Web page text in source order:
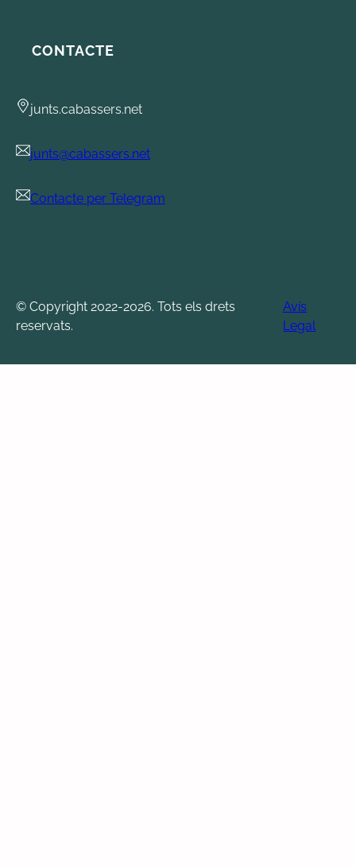
CONTACTE
junts.cabassers.net
junts@cabassers.net
Contacte per Telegram
© Copyright 2022-2026. Tots els drets
reservats.
Avís
Legal